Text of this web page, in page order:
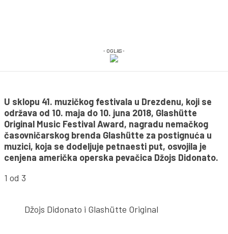
- OGLAS -
U sklopu 41. muzičkog festivala u Drezdenu, koji se
održava od 10. maja do 10. juna 2018, Glashütte
Original Music Festival Award, nagradu nemačkog
časovničarskog brenda Glashütte za postignuća u
muzici, koja se dodeljuje petnaesti put, osvojila je
cenjena američka operska pevačica Džojs Didonato.
1 od 3
Džojs Didonato i Glashütte Original